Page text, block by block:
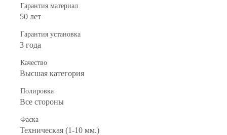
Гарантия материал
50 лет
Гарантия установка
3 года
Качество
Высшая категория
Полировка
Все стороны
Фаска
Техническая (1-10 мм.)